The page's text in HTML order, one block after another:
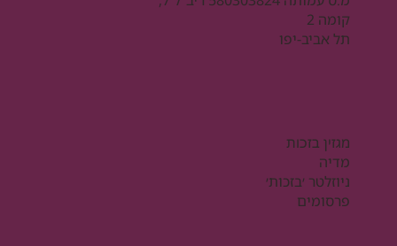
קומה 2
תל אביב-יפו
מגזין בזכות
מדיה
ניוזלטר ׳בזכות׳
פרסומים